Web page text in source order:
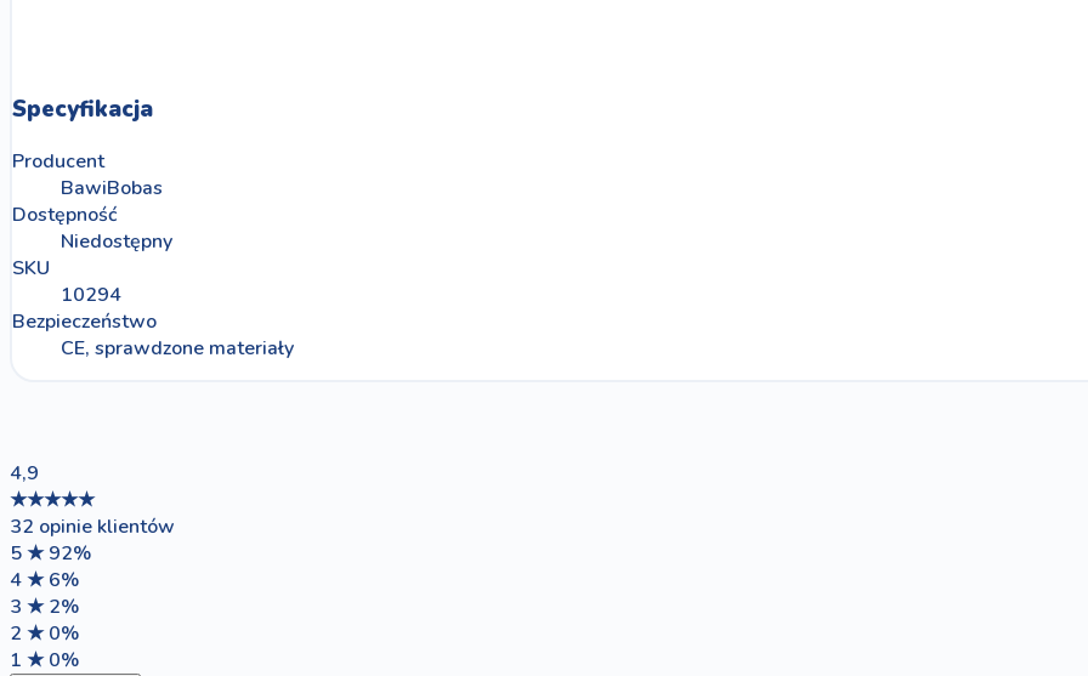
Specyfikacja
Producent
BawiBobas
Dostępność
Niedostępny
SKU
10294
Bezpieczeństwo
CE, sprawdzone materiały
4,9
★★★★★
32 opinie klientów
5 ★ 92%
4 ★ 6%
3 ★ 2%
2 ★ 0%
1 ★ 0%